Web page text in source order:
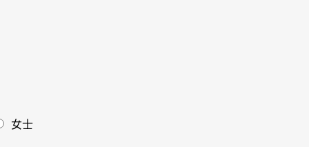
女士